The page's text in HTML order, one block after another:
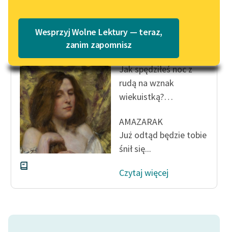
Lektury szkolne i klasyka
literatury do słuchania dla
uczennic i uczniów z
niepełnosprawnościami
E-kolekcja lektur
szkolnych i literatury do
słuchania dla uczennic i
uczniów z
niepełnosprawnościami
Feministyczne inspiracje.
Katalog w formacie PDF
Wesprzyj Wolne Lektury — teraz,
zanim zapomnisz
Bolesław Leśmian
Dziejba leśna
Jak spędziłeś noc z
rudą na wznak
wiekuistką?…
AMAZARAK
Już odtąd będzie tobie
śnił się...
Czytaj więcej